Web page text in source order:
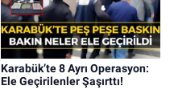
Karabük’te 8 Ayrı Operasyon:
Ele Geçirilenler Şaşırttı!